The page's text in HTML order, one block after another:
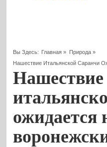
Вы Здесь: Главная » Природа»
Нашествие Итальянской Саранчи
Нашествие
ожидается